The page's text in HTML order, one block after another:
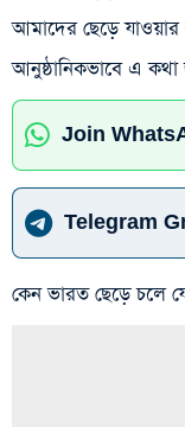
আমাদের ছেড়ে যাওয়ার
আনুষ্ঠানিকভাবে এ কথা
Join
Telegram
কেন ভারত ছেড়ে চলে